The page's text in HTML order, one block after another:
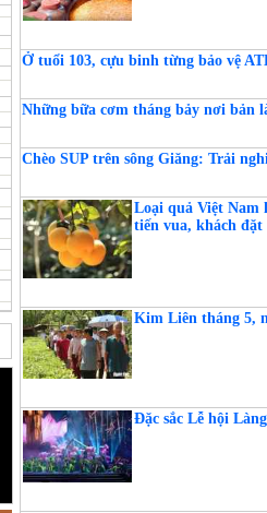
Ở tuổi 103, cựu binh từng bảo vệ
Những bữa cơm tháng bảy nơi bản
Chèo SUP trên sông Giăng: Trải
Loại quả Việt Nam
tiến vua, khách
Kim Liên tháng 5,
Đặc sắc Lễ hội